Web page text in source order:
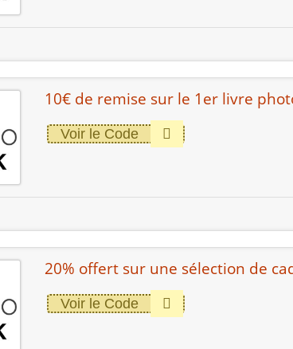
10€ de remise sur le 1er livre
Voir le Code
20% offert sur une sélection de
Voir le Code